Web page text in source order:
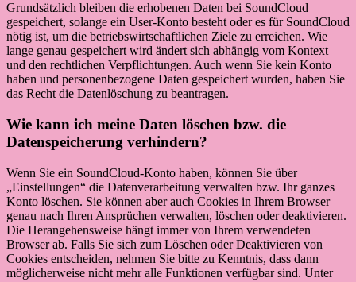
Grundsätzlich bleiben die erhobenen Daten bei SoundCloud
gespeichert, solange ein User-Konto besteht oder es für SoundCloud
nötig ist, um die betriebswirtschaftlichen Ziele zu erreichen. Wie
lange genau gespeichert wird ändert sich abhängig vom Kontext
und den rechtlichen Verpflichtungen. Auch wenn Sie kein Konto
haben und personenbezogene Daten gespeichert wurden, haben Sie
das Recht die Datenlöschung zu beantragen.
Wie kann ich meine Daten löschen bzw. die
Datenspeicherung verhindern?
Wenn Sie ein SoundCloud-Konto haben, können Sie über
„Einstellungen“ die Datenverarbeitung verwalten bzw. Ihr ganzes
Konto löschen. Sie können aber auch Cookies in Ihrem Browser
genau nach Ihren Ansprüchen verwalten, löschen oder deaktivieren.
Die Herangehensweise hängt immer von Ihrem verwendeten
Browser ab. Falls Sie sich zum Löschen oder Deaktivieren von
Cookies entscheiden, nehmen Sie bitte zu Kenntnis, dass dann
möglicherweise nicht mehr alle Funktionen verfügbar sind. Unter